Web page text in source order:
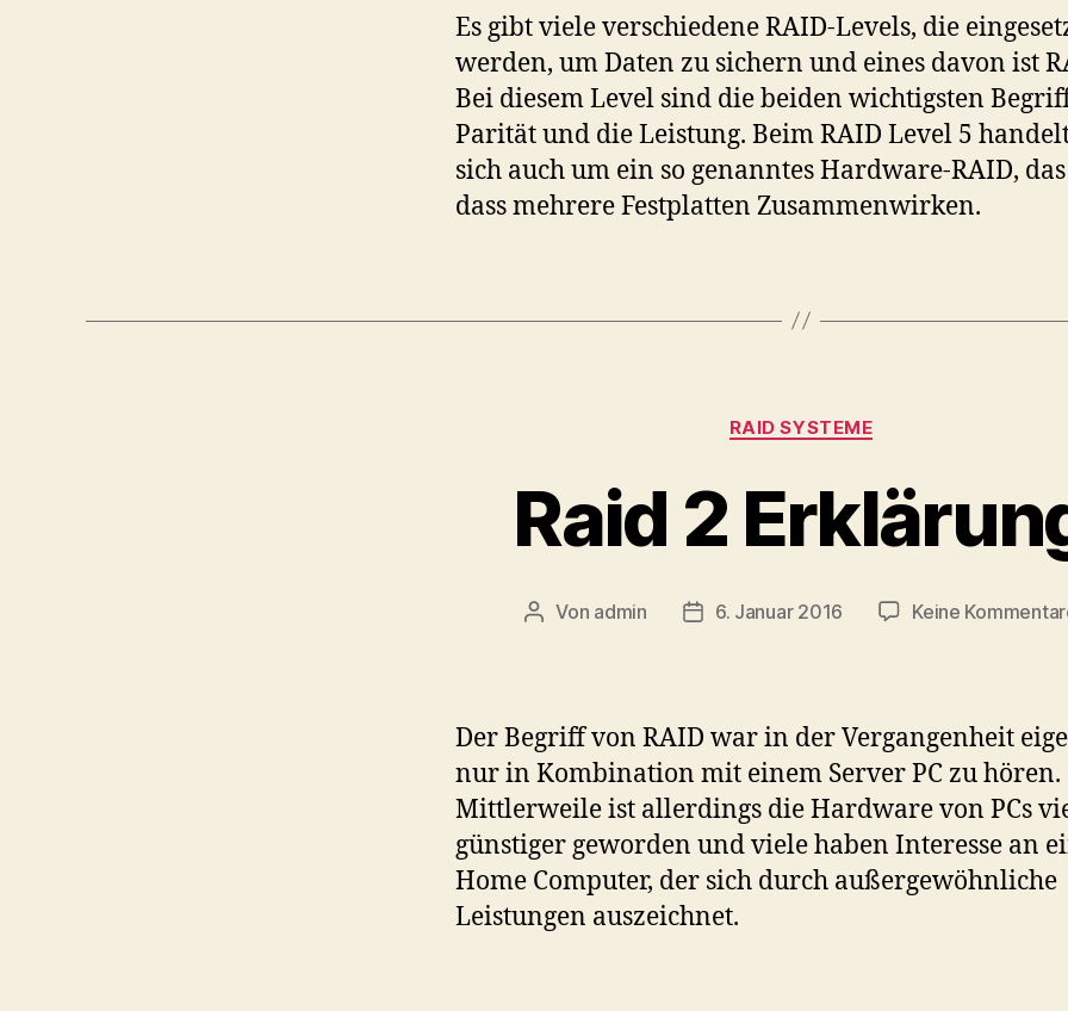
Bei
Es gibt viele verschiedene RAID-Levels, die
werden, um Daten zu sichern und eines davon ist
Bei diesem Level sind die beiden wichtigsten
Parität und die Leistung. Beim RAID Level 5
sich auch um ein so genanntes Hardware-RAID,
dass mehrere Festplatten Zusammenwirken.
Kategorien
RAID SYSTEME
Raid 2
Beitragsautor
Von admin Veröffentlichungsdatum
6. Januar 2016 Keine
Der Begriff von RAID war in der Vergangenheit
nur in Kombination mit einem Server PC zu hören.
Mittlerweile ist allerdings die Hardware von PCs
günstiger geworden und viele haben Interesse an
Home Computer, der sich durch außergewöhnliche
Leistungen auszeichnet.